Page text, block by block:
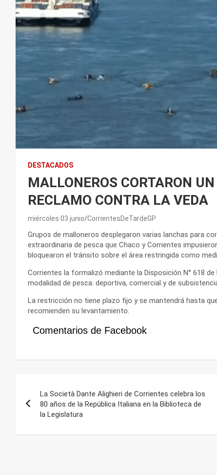
DESTACADOS
MALLONEROS CORTARON
RECLAMO CONTRA LA VEDA
miércoles 03 junio CorrientesDeTardeGP
Grupos de malloneros desplegaron varias lanchas para
extraordinaria de pesca que Chaco y Corrientes
bloquearon el tránsito sobre el área restringida como
Corrientes la formalizó mediante la Disposición N° 618
modalidad de pesca: deportiva, comercial y de
La restricción no tiene plazo fijo y se mantendrá hasta
recomienden su levantamiento.
Comentarios de Facebook
de
entradas
La Società Dante Alighieri de Corrientes celebra los
80 años de la República Italiana en la Biblioteca de
la Legislatura